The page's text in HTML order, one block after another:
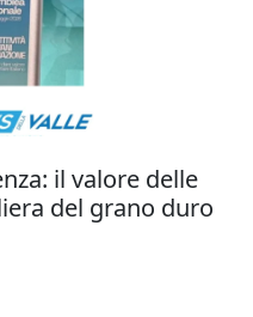
il valore delle
del grano duro